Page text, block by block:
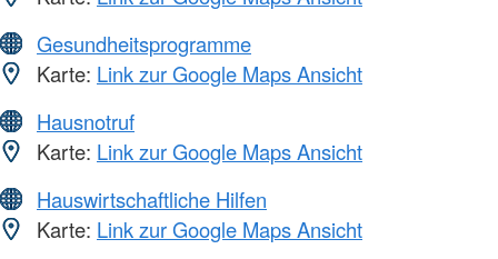
Gesundheitsprogramme
Karte: Link zur Google Maps Ansicht
Hausnotruf
Karte: Link zur Google Maps Ansicht
Hauswirtschaftliche Hilfen
Karte: Link zur Google Maps Ansicht